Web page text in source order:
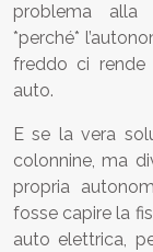
problema alla
*perché*
freddo ci rende
auto.
E se la vera
colonnine, ma
propria
fosse capire la
auto elettrica,